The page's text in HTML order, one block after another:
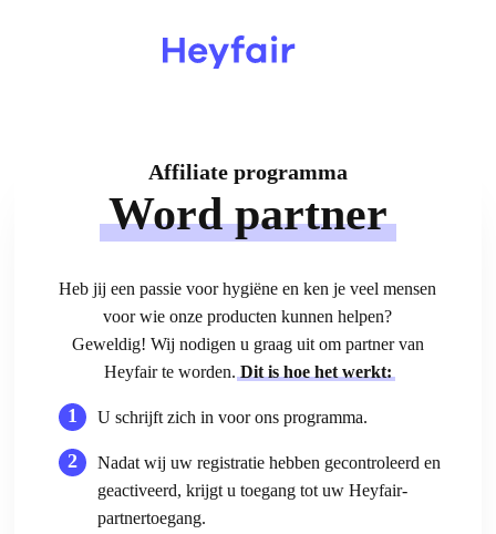
Affiliate programma
Word partner
Heb jij een passie voor hygiëne en ken je veel mensen
voor wie onze producten kunnen helpen?
Geweldig! Wij nodigen u graag uit om partner van
Heyfair te worden. Dit is hoe het werkt:
U schrijft zich in voor ons programma.
Nadat wij uw registratie hebben gecontroleerd en
geactiveerd, krijgt u toegang tot uw Heyfair-
partnertoegang.